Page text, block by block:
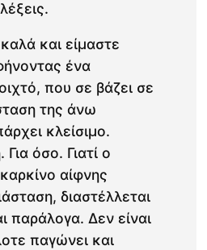
και είμαστε
ένα
που σε βάζει σε
της άνω
κλείσιμο.
όσο. Γιατί ο
αίφνης
διαστέλλεται
παράλογα. Δεν είναι
παγώνει και